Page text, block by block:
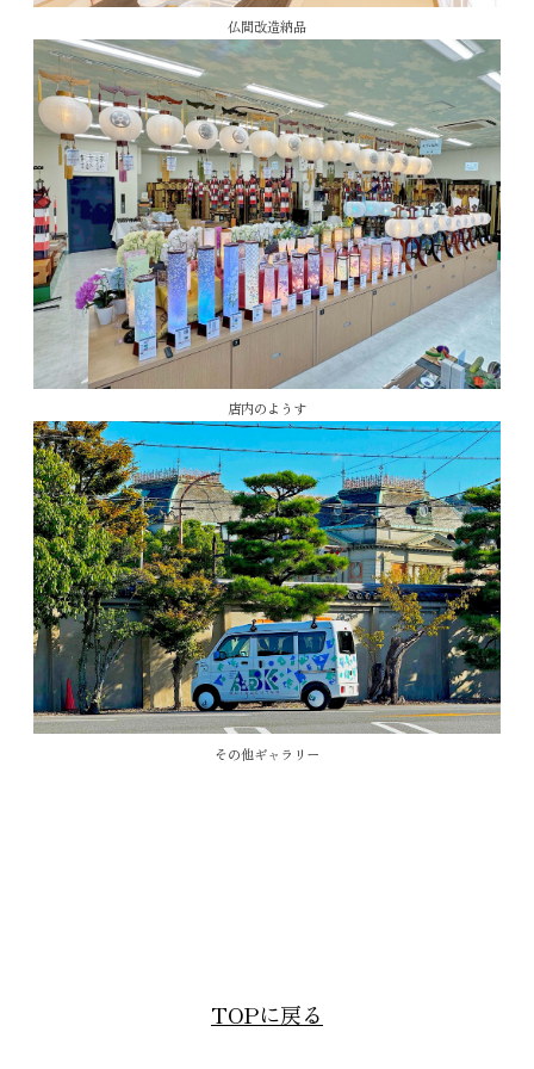
仏間改造納品
店内のようす
その他ギャラリー
TOPに戻る